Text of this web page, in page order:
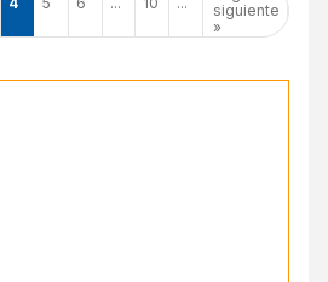
siguiente
»